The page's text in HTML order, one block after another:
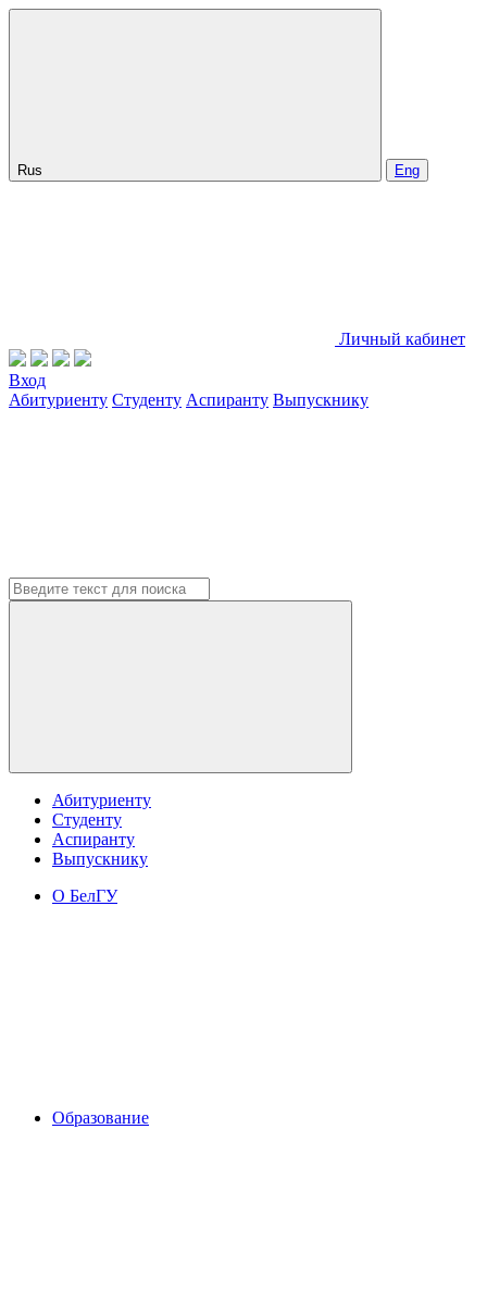
Rus Eng
Личный кабинет
Вход
Абитуриенту Студенту Аспиранту Выпускнику
Абитуриенту
Студенту
Аспиранту
Выпускнику
О БелГУ
Образование